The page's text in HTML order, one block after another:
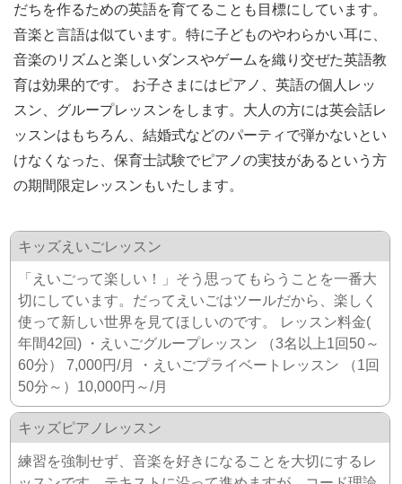
だちを作るための英語を育てることも目標にしています。
音楽と言語は似ています。特に子どものやわらかい耳に、
音楽のリズムと楽しいダンスやゲームを織り交ぜた英語教
育は効果的です。 お子さまにはピアノ、英語の個人レッ
スン、グループレッスンをします。大人の方には英会話レ
ッスンはもちろん、結婚式などのパーティで弾かないとい
けなくなった、保育士試験でピアノの実技があるという方
の期間限定レッスンもいたします。
キッズえいごレッスン
「えいごって楽しい！」そう思ってもらうことを一番大
切にしています。だってえいごはツールだから、楽しく
使って新しい世界を見てほしいのです。 レッスン料金(​
年間42回) ・えいごグループレッスン （3名以上1回50～
60分） 7,000円/月 ・えいごプライベートレッスン （1回
50分～）10,000円～/月
キッズピアノレッスン
練習を強制せず、音楽を好きになることを大切にするレ